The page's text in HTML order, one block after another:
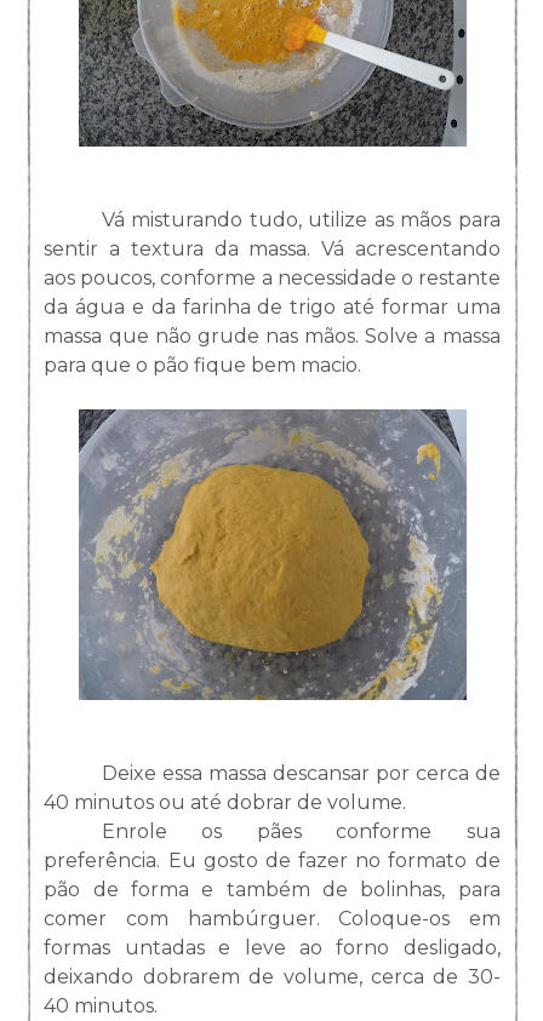
Vá misturando tudo, utilize as mãos para
sentir a textura da massa. Vá acrescentando
aos poucos, conforme a necessidade o restante
da água e da farinha de trigo até formar uma
massa que não grude nas mãos. Solve a massa
para que o pão fique bem macio.
Deixe essa massa descansar por cerca de
40 minutos ou até dobrar de volume.
Enrole os pães conforme sua
preferência. Eu gosto de fazer no formato de
pão de forma e também de bolinhas, para
comer com hambúrguer. Coloque-os em
formas untadas e leve ao forno desligado,
deixando dobrarem de volume, cerca de 30-
40 minutos.